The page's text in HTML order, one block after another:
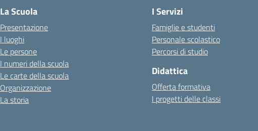
La Scuola
Presentazione
I luoghi
Le persone
I numeri della scuola
Le carte della scuola
Organizzazione
La storia
I Servizi
Famiglie e studenti
Personale scolastico
Percorsi di studio
Didattica
Offerta formativa
I progetti delle classi